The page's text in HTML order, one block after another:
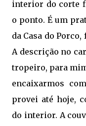
interior do corte
o ponto. É um
da Casa do
A descrição no
tropeiro, para
encaixarmos
provei até hoje,
do interior. A